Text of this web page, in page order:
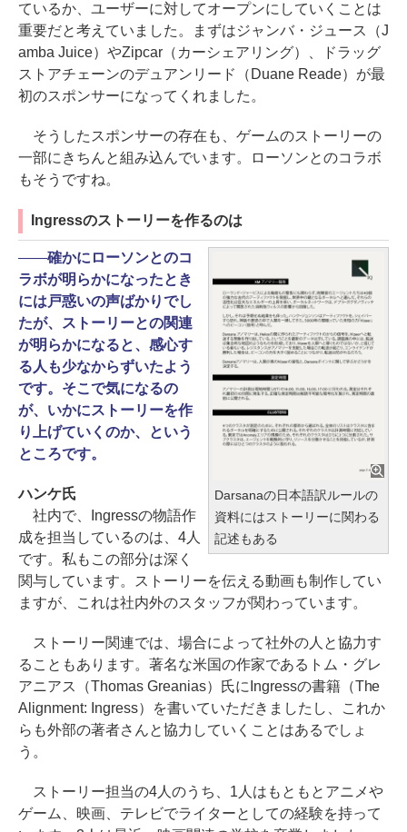
ているか、ユーザーに対してオープンにしていくことは
重要だと考えていました。まずはジャンバ・ジュース（J
amba Juice）やZipcar（カーシェアリング）、ドラッグ
ストアチェーンのデュアンリード（Duane Reade）が最
初のスポンサーになってくれました。
そうしたスポンサーの存在も、ゲームのストーリーの
一部にきちんと組み込んでいます。ローソンとのコラボ
もそうですね。
Ingressのストーリーを作るのは
Darsanaの日本語訳ルールの
資料にはストーリーに関わる
記述もある
――確かにローソンとのコ
ラボが明らかになったとき
には戸惑いの声ばかりでし
たが、ストーリーとの関連
が明らかになると、感心す
る人も少なからずいたよう
です。そこで気になるの
が、いかにストーリーを作
り上げていくのか、という
ところです。
ハンケ氏
社内で、Ingressの物語作
成を担当しているのは、4人
です。私もこの部分は深く
関与しています。ストーリーを伝える動画も制作してい
ますが、これは社内外のスタッフが関わっています。
ストーリー関連では、場合によって社外の人と協力す
ることもあります。著名な米国の作家であるトム・グレ
アニアス（Thomas Greanias）氏にIngressの書籍（The
Alignment: Ingress）を書いていただきましたし、これか
らも外部の著者さんと協力していくことはあるでしょ
う。
ストーリー担当の4人のうち、1人はもともとアニメや
ゲーム、映画、テレビでライターとしての経験を持って